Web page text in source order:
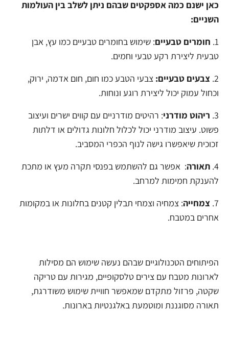
כאן ישנם כמה אספקטים שבהם ניתן לשלב בין העולמות
השניים:
1. חומרים טבעיים: שימוש בחומרים טבעיים כמו עץ, אבן
טבעית ליצירת רקע טבעי וחמים.
2. צבעים טבעיים: צבעי הטבע כמו חום, חום אדמה, ירוק,
וכחול עמוק יכול ליצירת רוגע ונוחות.
3. ריהוט מודרני: רהיטים מודרניים עם קווים ישרים ועיצוב
פשוט. עיצוב מודרני יכול לכלול חלונות גדולים או דלתות
זכוכית שיאפשרו גישה לנוף הכפרי המסביב.
4. תאורה: אפשר גם להשתמש בפנסי תקרה מעץ או מתכת
להענקת חמימות למרחב.
7. צמחייה: צמחיה וצמחי תבלין קטנים בחלונות או במקומות
אחרים במטבח.
הפיתוחים הטכנולוגיים שבהם נעשה שימוש הם מסילות
לארונות מטבח עם צירים טלסקופיים, מגירות עם טריקה
שקטה, פרזול מתקדם שמאפשר חוויית שימוש משודרגת,
תאורה מסוגננת ומוטמעת באלגנטיות בארונות.